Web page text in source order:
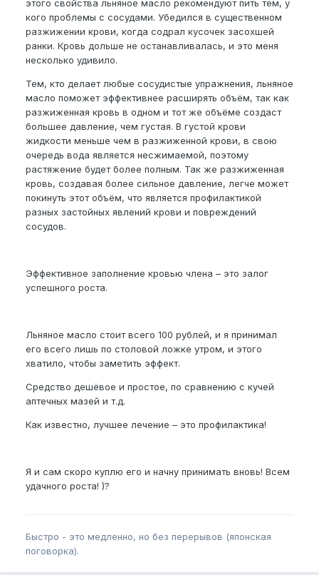
этого свойства льняное масло рекомендуют пить тем, у
кого проблемы с сосудами. Убедился в существенном
разжижении крови, когда содрал кусочек засохшей
ранки. Кровь дольше не останавливалась, и это меня
несколько удивило.
Тем, кто делает любые сосудистые упражнения, льняное
масло поможет эффективнее расширять объём, так как
разжиженная кровь в одном и тот же объёме создаст
большее давление, чем густая. В густой крови
жидкости меньше чем в разжиженной крови, в свою
очередь вода является несжимаемой, поэтому
растяжение будет более полным. Так же разжиженная
кровь, создавая более сильное давление, легче может
покинуть этот объём, что является профилактикой
разных застойных явлений крови и повреждений
сосудов.
Эффективное заполнение кровью члена – это залог
успешного роста.
Льняное масло стоит всего 100 рублей, и я принимал
его всего лишь по столовой ложке утром, и этого
хватило, чтобы заметить эффект.
Средство дешёвое и простое, по сравнению с кучей
аптечных мазей и т.д.
Как известно, лучшее лечение – это профилактика!
Я и сам скоро куплю его и начну принимать вновь! Всем
удачного роста! )?
Быстро - это медленно, но без перерывов (японская
поговорка).